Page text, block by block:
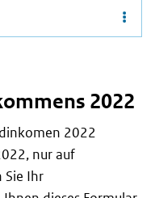
2022
2022
nur auf
Sie Ihr